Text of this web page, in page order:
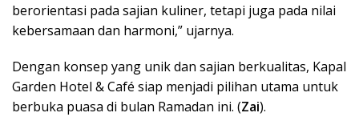
berorientasi pada sajian kuliner, tetapi juga pada nilai
kebersamaan dan harmoni,” ujarnya.
Dengan konsep yang unik dan sajian berkualitas, Kapal
Garden Hotel & Café siap menjadi pilihan utama untuk
berbuka puasa di bulan Ramadan ini. (Zai).